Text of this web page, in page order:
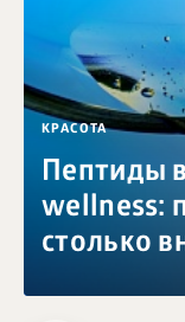
КРАСОТА
Пептиды
wellness:
столько